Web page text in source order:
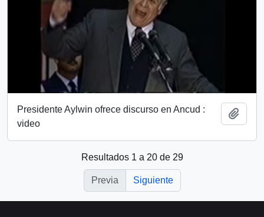
Presidente Aylwin ofrece discurso en Ancud :
video
Resultados 1 a 20 de 29
Previa Siguiente